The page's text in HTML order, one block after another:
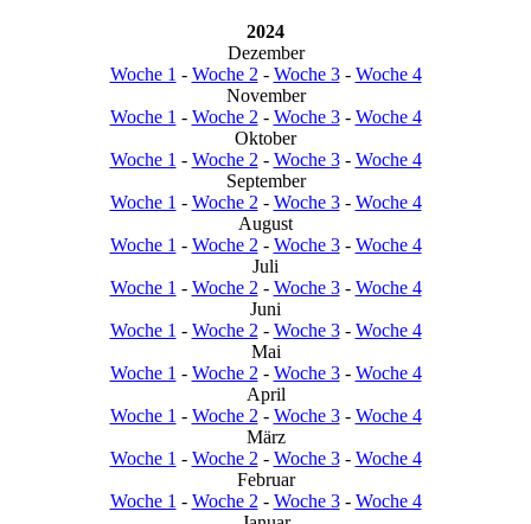
2024
Dezember
Woche 1 - Woche 2 - Woche 3- Woche 4
November
Woche 1 - Woche 2 - Woche 3- Woche 4
Oktober
Woche 1 - Woche 2 - Woche 3- Woche 4
September
Woche 1 - Woche 2 - Woche 3- Woche 4
August
Woche 1 - Woche 2 - Woche 3- Woche 4
Juli
Woche 1 - Woche 2 - Woche 3- Woche 4
Juni
Woche 1 - Woche 2 - Woche 3- Woche 4
Mai
Woche 1 - Woche 2 - Woche 3- Woche 4
April
Woche 1 - Woche 2 - Woche 3- Woche 4
März
Woche 1 - Woche 2 - Woche 3- Woche 4
Februar
Woche 1 - Woche 2 - Woche 3- Woche 4